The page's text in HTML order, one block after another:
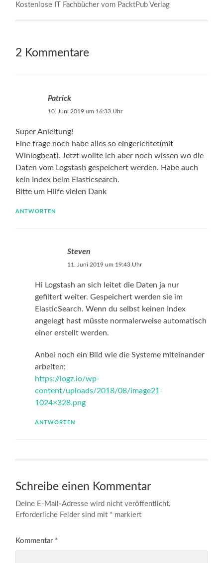
Kostenlose IT Fachbücher vom PacktPub Verlag
2 Kommentare
Patrick
10. Juni 2019 um 16:33 Uhr
Super Anleitung!
Eine frage noch habe alles so eingerichtet(mit
Winlogbeat). Jetzt wollte ich aber noch wissen wo die
Daten vom Logstash gespeichert werden. Habe auch
kein Index beim Elasticsearch.
Bitte um Hilfe vielen Dank
ANTWORTEN
Steven
11. Juni 2019 um 19:43 Uhr
Hi Logstash an sich leitet die Daten ja nur
gefiltert weiter. Gespeichert werden sie im
ElasticSearch. Wenn du selbst keinen Index
angelegt hast müsste normalerweise automatisch
einer erstellt werden.
Anbei noch ein Bild wie die Systeme miteinander
arbeiten:
https://logz.io/wp-
content/uploads/2018/08/image21-
1024×328.png
ANTWORTEN
Schreibe einen Kommentar
Deine E-Mail-Adresse wird nicht veröffentlicht.
Erforderliche Felder sind mit * markiert
Kommentar *